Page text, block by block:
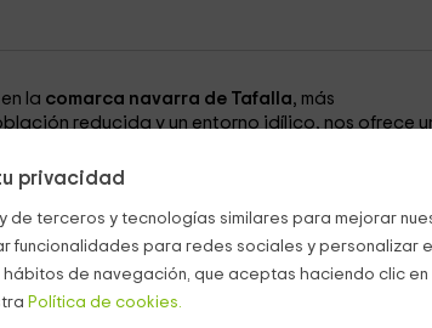
privacidad
de terceros y tecnologías similares para mejorar
funcionalidades para redes sociales y personalizar
hábitos de navegación, que aceptas haciendo clic
Política de cookies.
la comarca navarra de Tafalla, más
reducida y un entorno idílico, nos ofrece
disfrutar del buen tiempo y la comida que
superficie de175 metros2.
cálidos, dándo una mayor importancia a la